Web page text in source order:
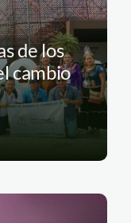
de los
cambio